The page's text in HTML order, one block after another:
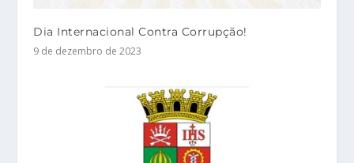
Dia Internacional Contra Corrupção!
9 de dezembro de 2023